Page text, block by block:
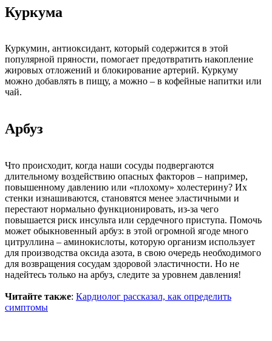
Куркума
Куркумин, антиоксидант, который содержится в этой
популярной пряности, помогает предотвратить накопление
жировых отложений и блокирование артерий. Куркуму
можно добавлять в пищу, а можно – в кофейные напитки или
чай.
Арбуз
Что происходит, когда наши сосуды подвергаются
длительному воздействию опасных факторов – например,
повышенному давлению или «плохому» холестерину? Их
стенки изнашиваются, становятся менее эластичными и
перестают нормально функционировать, из-за чего
повышается риск инсульта или сердечного приступа. Помочь
может обыкновенный арбуз: в этой огромной ягоде много
цитруллина – аминокислоты, которую организм использует
для производства оксида азота, в свою очередь необходимого
для возвращения сосудам здоровой эластичности. Но не
надейтесь только на арбуз, следите за уровнем давления!
Читайте также: Кардиолог рассказал, как определить
симптомы